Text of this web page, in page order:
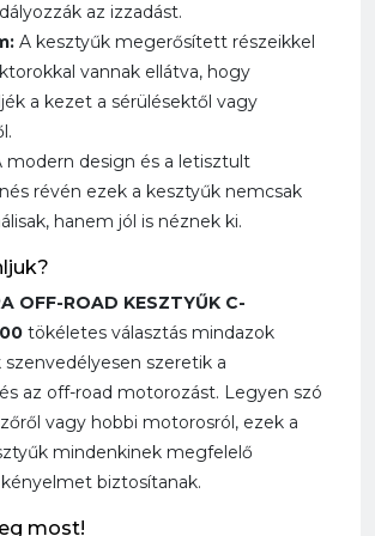
az izzadást.
A kesztyűk megerősített részeikkel
vannak ellátva, hogy
a kezet a sérülésektől vagy
modern design és a letisztult
révén ezek a kesztyűk nemcsak
hanem jól is néznek ki.
OFF-ROAD KESZTYŰK C-
tökéletes választás mindazok
szenvedélyesen szeretik a
az off-road motorozást. Legyen szó
vagy hobbi motorosról, ezek a
mindenkinek megfelelő
biztosítanak.
most!